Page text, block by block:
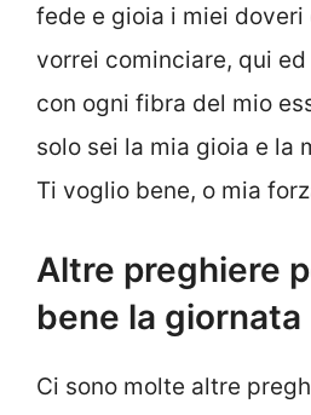
fede e gioia i miei doveri
vorrei cominciare, qui ed
con ogni fibra del mio
solo sei la mia gioia e la
Ti voglio bene, o mia
Altre preghiere
bene la giornata
Ci sono molte altre